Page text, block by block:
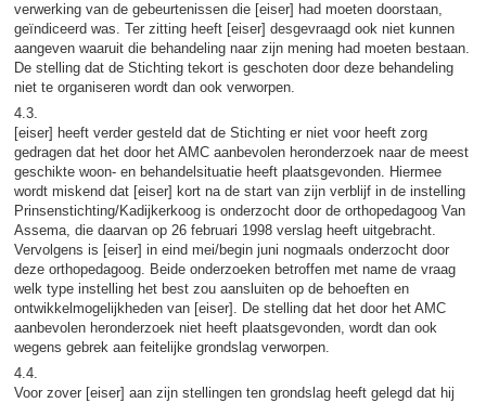
verwerking van de gebeurtenissen die [eiser] had moeten doorstaan,
geïndiceerd was. Ter zitting heeft [eiser] desgevraagd ook niet kunnen
aangeven waaruit die behandeling naar zijn mening had moeten bestaan.
De stelling dat de Stichting tekort is geschoten door deze behandeling
niet te organiseren wordt dan ook verworpen.
4.3.
[eiser] heeft verder gesteld dat de Stichting er niet voor heeft zorg
gedragen dat het door het AMC aanbevolen heronderzoek naar de meest
geschikte woon- en behandelsituatie heeft plaatsgevonden. Hiermee
wordt miskend dat [eiser] kort na de start van zijn verblijf in de instelling
Prinsenstichting/Kadijkerkoog is onderzocht door de orthopedagoog Van
Assema, die daarvan op 26 februari 1998 verslag heeft uitgebracht.
Vervolgens is [eiser] in eind mei/begin juni nogmaals onderzocht door
deze orthopedagoog. Beide onderzoeken betroffen met name de vraag
welk type instelling het best zou aansluiten op de behoeften en
ontwikkelmogelijkheden van [eiser]. De stelling dat het door het AMC
aanbevolen heronderzoek niet heeft plaatsgevonden, wordt dan ook
wegens gebrek aan feitelijke grondslag verworpen.
4.4.
Voor zover [eiser] aan zijn stellingen ten grondslag heeft gelegd dat hij